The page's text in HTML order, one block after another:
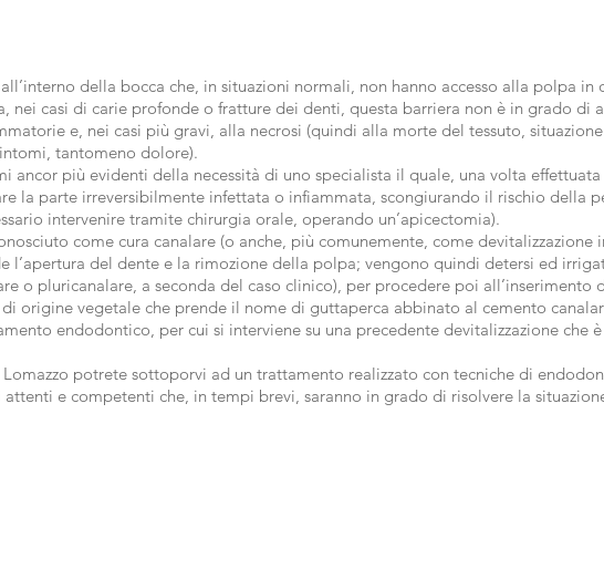
della bocca che, in situazioni normali, non hanno accesso alla polpa
nei casi di carie profonde o fratture dei denti, questa barriera non è in grado di
e, nei casi più gravi, alla necrosi (quindi alla morte del tessuto,
tantomeno dolore).
ancor più evidenti della necessità di uno specialista il quale, una volta
la parte irreversibilmente infettata o infiammata, scongiurando il rischio della
intervenire tramite chirurgia orale, operando un’apicectomia).
come cura canalare (o anche, più comunemente, come devitalizzazione
l’apertura del dente e la rimozione della polpa; vengono quindi detersi ed
o pluricanalare, a seconda del caso clinico), per procedere poi all’inserimento
origine vegetale che prende il nome di guttaperca abbinato al cemento
endodontico, per cui si interviene su una precedente devitalizzazione che
potrete sottoporvi ad un trattamento realizzato con tecniche di
e competenti che, in tempi brevi, saranno in grado di risolvere la